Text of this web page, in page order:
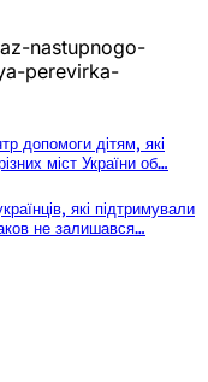
nastupnogo-
perevirka-
допомоги дітям, які
міст України об…
які підтримували
не залишався…